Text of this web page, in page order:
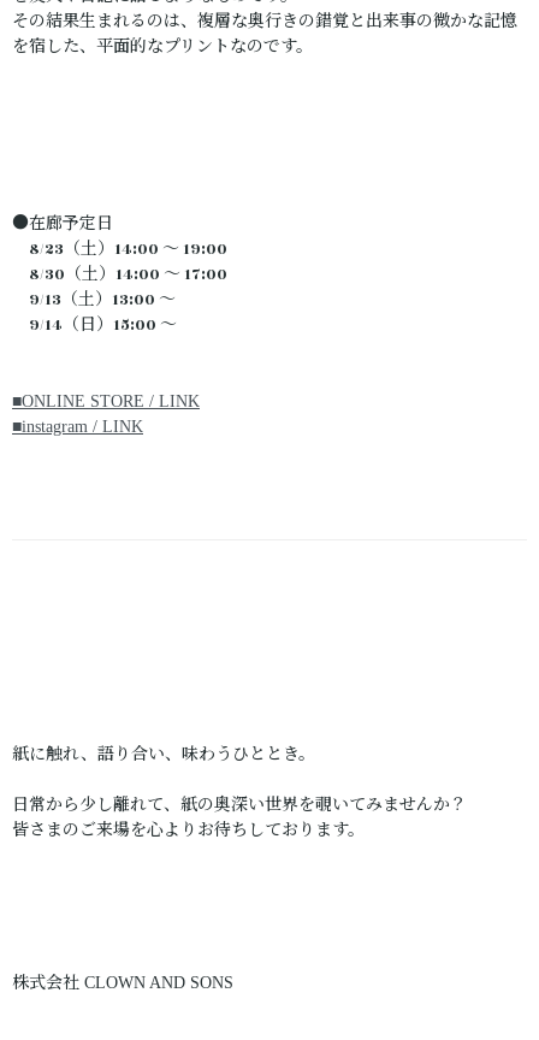
その結果生まれるのは、複層な奥行きの錯覚と出来事の微かな記憶
を宿した、平面的なプリントなのです。
●在廊予定日
8/23（土）14:00 ～ 19:00
8/30（土）14:00 ～ 17:00
9/13（土）13:00 ～
9/14（日）15:00 ～
■ONLINE STORE / LINK
■instagram / LINK
紙に触れ、語り合い、味わうひととき。
日常から少し離れて、紙の奥深い世界を覗いてみませんか？
皆さまのご来場を心よりお待ちしております。
株式会社 CLOWN AND SONS